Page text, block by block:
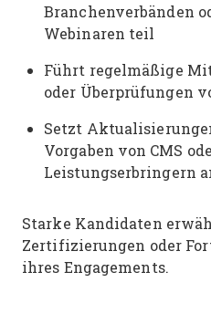
Branchenverbänden
Webinaren teil
Führt regelmäßige
oder Überprüfungen
Setzt
Vorgaben von CMS
Leistungserbringern
Starke Kandidaten
Zertifizierungen oder
ihres Engagements.